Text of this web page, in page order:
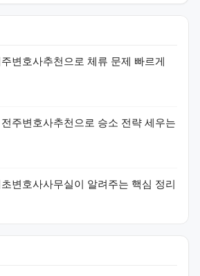
변호사추천으로 체류 문제 빠르게
주변호사추천으로 승소 전략 세우는
변호사사무실이 알려주는 핵심 정리